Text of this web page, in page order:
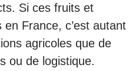
Si ces fruits et
France, c’est autant
agricoles que de
ou de logistique.